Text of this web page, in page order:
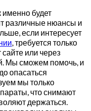
будет
различные нюансы и
если интересует
, требуется только
или через
Мы сможем помочь, и
опасаться
мы только
что снимают
держаться.